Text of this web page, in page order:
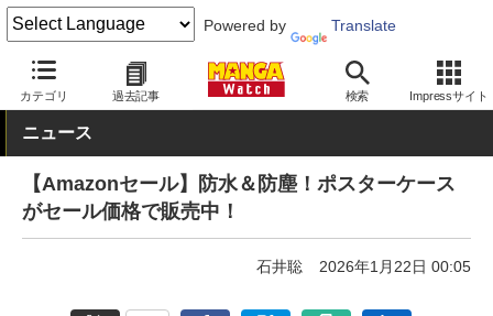
Powered by Translate
カテゴリ 過去記事 検索 Impressサイト
MANGA Watch セール
ニュース
【Amazonセール】防水＆防塵！ポスターケース
がセール価格で販売中！
石井聡 2026年1月22日 00:05